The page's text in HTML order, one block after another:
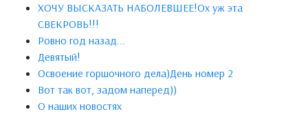
ХОЧУ ВЫСКАЗАТЬ НАБОЛЕВШЕЕ!Ох уж эта
СВЕКРОВЬ!!!
Ровно год назад...
Девятый!
Освоение горшочного дела)День номер 2
Вот так вот, задом наперед))
О наших новостях